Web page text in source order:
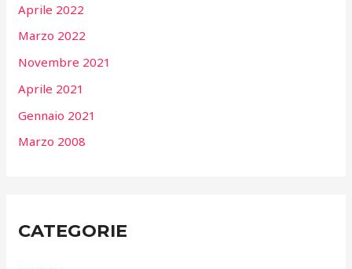
Aprile 2022
Marzo 2022
Novembre 2021
Aprile 2021
Gennaio 2021
Marzo 2008
CATEGORIE